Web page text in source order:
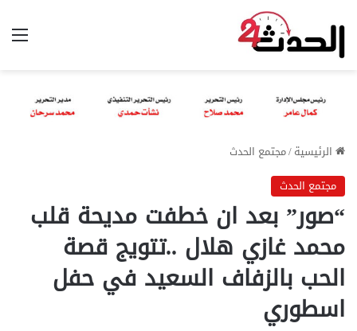
الرئيسية/مجتمع الحدث
مجتمع الحدث
“صور” بعد ان خطفت مديحة قلب
محمد غازي هلال ..تتويج قصة
الحب بالزفاف السعيد في حفل
اسطوري